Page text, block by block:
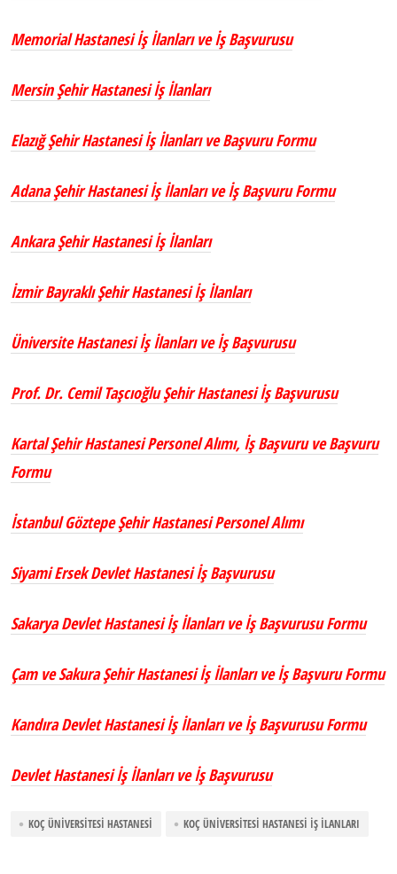
Memorial Hastanesi İş İlanları ve İş Başvurusu
Mersin Şehir Hastanesi İş İlanları
Elazığ Şehir Hastanesi İş İlanları ve Başvuru Formu
Adana Şehir Hastanesi İş İlanları ve İş Başvuru Formu
Ankara Şehir Hastanesi İş İlanları
İzmir Bayraklı Şehir Hastanesi İş İlanları
Üniversite Hastanesi İş İlanları ve İş Başvurusu
Prof. Dr. Cemil Taşcıoğlu Şehir Hastanesi İş Başvurusu
Kartal Şehir Hastanesi Personel Alımı, İş Başvuru ve Başvuru
Formu
İstanbul Göztepe Şehir Hastanesi Personel Alımı
Siyami Ersek Devlet Hastanesi İş Başvurusu
Sakarya Devlet Hastanesi İş İlanları ve İş Başvurusu Formu
Çam ve Sakura Şehir Hastanesi İş İlanları ve İş Başvuru Formu
Kandıra Devlet Hastanesi İş İlanları ve İş Başvurusu Formu
Devlet Hastanesi İş İlanları ve İş Başvurusu
KOÇ ÜNIVERSITESI HASTANESI KOÇ ÜNIVERSITESI HASTANESI İŞ İLANLARI